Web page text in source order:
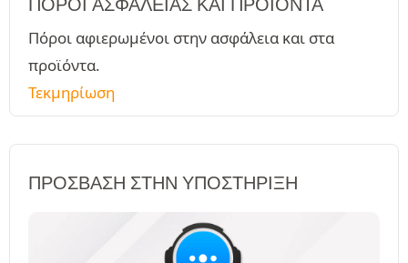
ΠΌΡΟΙ ΑΣΦΑΛΕΊΑΣ ΚΑΙ ΠΡΟΪΌΝΤΑ
Πόροι αφιερωμένοι στην ασφάλεια και στα
προϊόντα.
Τεκμηρίωση
ΠΡΌΣΒΑΣΗ ΣΤΗΝ ΥΠΟΣΤΉΡΙΞΗ